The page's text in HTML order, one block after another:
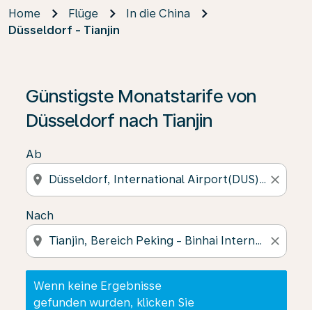
Home Flüge
In die China
Düsseldorf - Tianjin
Günstigste Monatstarife von
Düsseldorf nach Tianjin
Ab
location_on close
Nach
location_on close
Wenn keine Ergebnisse
gefunden wurden, klicken Sie
Wenn keine Ergebnisse gefunden wurden, klicken